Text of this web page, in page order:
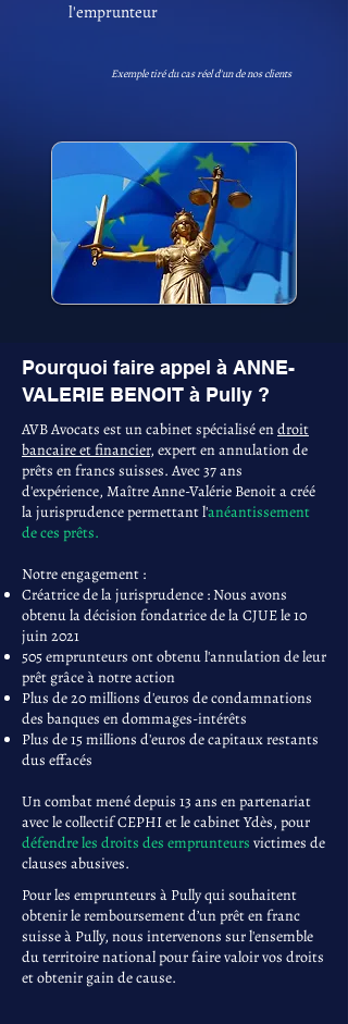
l'emprunteur
Exemple tiré du cas réel d'un de nos clients
Pourquoi faire appel à ANNE-
VALERIE BENOIT à Pully ?
AVB Avocats est un cabinet spécialisé endroit
bancaire et financier, expert en annulation de
prêts en francs suisses. Avec 37 ans
d'expérience, Maître Anne-Valérie Benoit a créé
la jurisprudence permettant l'anéantissement
de ces prêts.
Notre engagement :
Créatrice de la jurisprudence : Nous avons
obtenu la décision fondatrice de la CJUE le 10
juin 2021
505 emprunteurs ont obtenu l'annulation de leur
prêt grâce à notre action
Plus de 20 millions d'euros de condamnations
des banques en dommages-intérêts
Plus de 15 millions d'euros de capitaux restants
dus effacés
Un combat mené depuis 13 ans en partenariat
avec le collectif CEPHI et le cabinet Ydès, pour
défendre les droits des emprunteurs victimes de
clauses abusives.
Pour les emprunteurs à Pully qui souhaitent
obtenir le remboursement d’un prêt en franc
suisse à Pully, nous intervenons sur l'ensemble
du territoire national pour faire valoir vos droits
et obtenir gain de cause.